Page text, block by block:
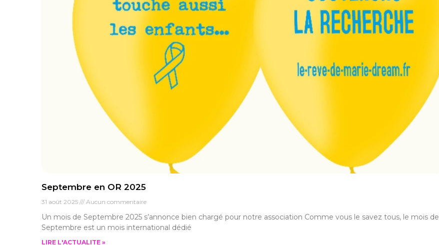
Septembre en OR 2025
31 août 2025 Aucun commentaire
Un mois de Septembre 2025 s’annonce bien chargé pour notre association Comme vous le savez tous, le mois de
Septembre est un mois international dédié
LIRE L'ACTUALITE »